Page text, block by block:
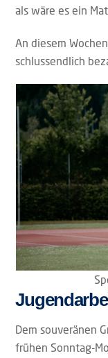
als wäre es ein
An diesem
schlussendlich
Dem souveränen
frühen Sonntag-